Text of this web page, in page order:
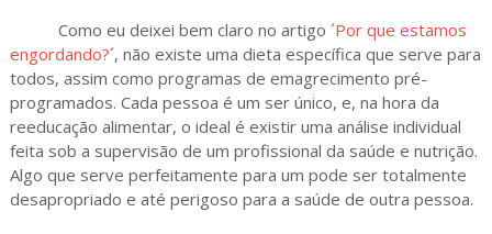
Como eu deixei bem claro no artigo ´Por que estamos
engordando?´, não existe uma dieta específica que serve para
todos, assim como programas de emagrecimento pré-
programados. Cada pessoa é um ser único, e, na hora da
reeducação alimentar, o ideal é existir uma análise individual
feita sob a supervisão de um profissional da saúde e nutrição.
Algo que serve perfeitamente para um pode ser totalmente
desapropriado e até perigoso para a saúde de outra pessoa.